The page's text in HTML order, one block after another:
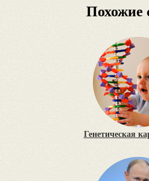
Похожие
Генетическая